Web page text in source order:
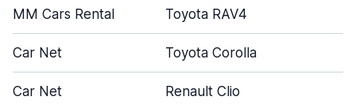
MM Cars Rental Toyota RAV4
Car Net Toyota Corolla
Car Net Renault Clio